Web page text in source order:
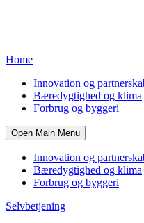
Home
Innovation og
Bæredygtighed og klima
Forbrug og byggeri
Open Main Menu
Innovation og
Bæredygtighed og klima
Forbrug og byggeri
Selvbetjening